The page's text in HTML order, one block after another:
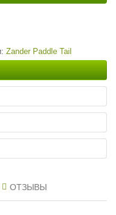
Zander Paddle Tail
ОТЗЫВЫ